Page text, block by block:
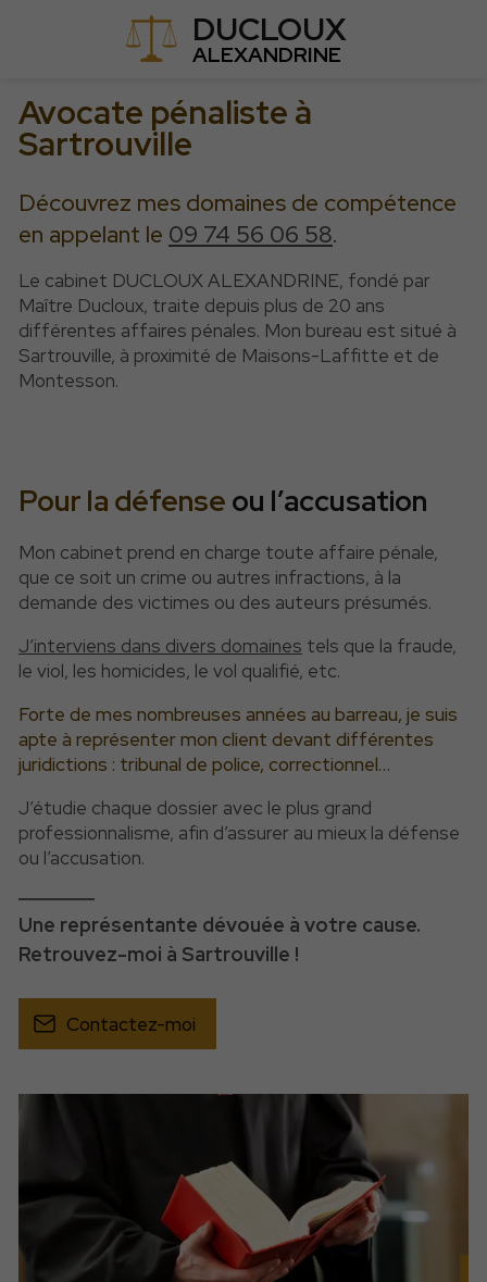
DUCLOUX
ALEXANDRINE
Avocate pénaliste à
Sartrouville
Découvrez mes domaines de compétence
en appelant le 09 74 56 06 58.
Le cabinet DUCLOUX ALEXANDRINE, fondé par
Maître Ducloux, traite depuis plus de 20 ans
différentes affaires pénales. Mon bureau est situé à
Sartrouville, à proximité de Maisons-Laffitte et de
Montesson.
Pour la défense ou l’accusation
Mon cabinet prend en charge toute affaire pénale,
que ce soit un crime ou autres infractions, à la
demande des victimes ou des auteurs présumés.
J’interviens dans divers domaines tels que la fraude,
le viol, les homicides, le vol qualifié, etc.
Forte de mes nombreuses années au barreau, je suis
apte à représenter mon client devant différentes
juridictions : tribunal de police, correctionnel…
J’étudie chaque dossier avec le plus grand
professionnalisme, afin d’assurer au mieux la défense
ou l’accusation.
Une représentante dévouée à votre cause.
Retrouvez-moi à Sartrouville !
Contactez-moi